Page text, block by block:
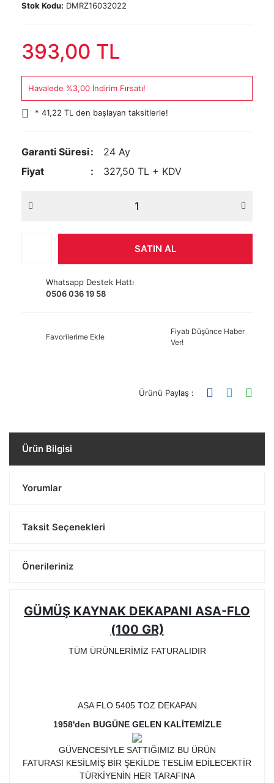
Stok Kodu: DMRZ16032022
393,00 TL
Havalede %3,00 İndirim Fırsatı!
* 41,22 TL den başlayan taksitlerle!
Garanti Süresi
24 Ay
Fiyat
327,50 TL + KDV
SATIN AL
Whatsapp Destek Hattı
0506 036 19 58
Favorilerime Ekle
Fiyatı Düşünce Haber
Ver!
Ürünü Paylaş :
Ürün Bilgisi
Yorumlar
Taksit Seçenekleri
Önerileriniz
GÜMÜŞ KAYNAK DEKAPANI ASA-FLO
(100 GR)
TÜM ÜRÜNLERİMİZ FATURALIDIR
ASA FLO 5405 TOZ DEKAPAN
1958'den BUGÜNE GELEN KALİTEMİZLE
GÜVENCESİYLE SATTIĞIMIZ BU ÜRÜN
FATURASI KESİLMİŞ BİR ŞEKİLDE TESLİM EDİLECEKTİR
TÜRKİYENİN HER TARAFINA